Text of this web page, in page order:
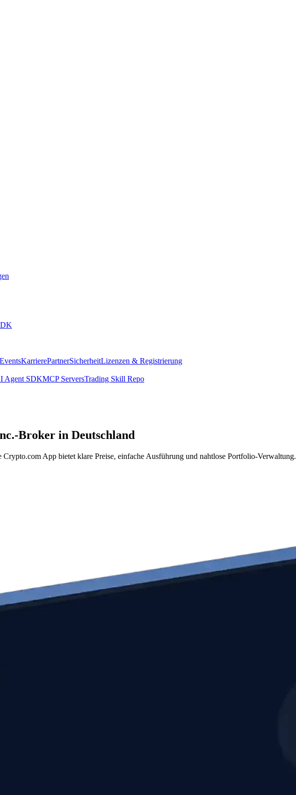
EventsKarrierePartnerSicherheitLizenzen & Registrierung
Agent SDKMCP ServersTrading Skill Repo
Broker in Deutschland
App bietet klare Preise, einfache Ausführung und nahtlose Portfolio-Verwaltung.